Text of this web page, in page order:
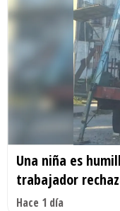
Una niña es
trabajador
Hace 1 día